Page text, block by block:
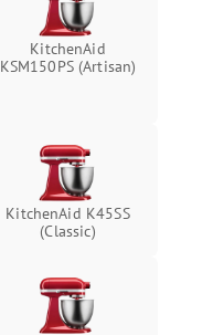
KitchenAid
KSM150PS (Artisan)
KitchenAid K45SS
(Classic)